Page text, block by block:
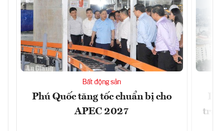
Bất động sản
Phú Quốc tăng tốc chuẩn bị cho
APEC 2027